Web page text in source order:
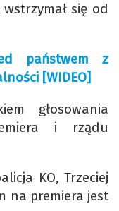
się od
państwem z
[WIDEO]
głosowania
i rządu
KO, Trzeciej
na premiera jest